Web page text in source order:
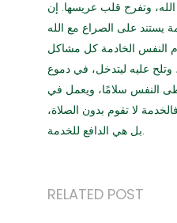
وتفرح قلب عريسها. إن
يستند على الصراع مع الله
النفس الخادمة كل مشاكل
وتلح عليه ليتدخل، في دموع
النفس سلامًا، ويعمل في
لا تقوم بدون الصلاة،
RELATED POST